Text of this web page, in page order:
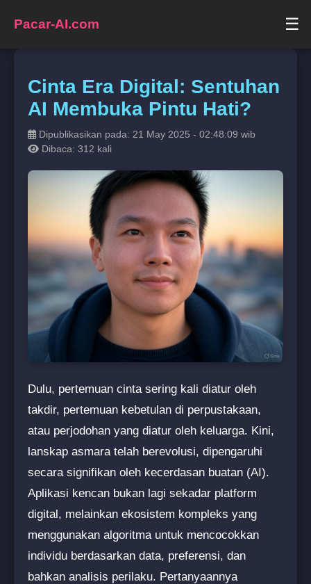
Pacar-AI.com ☰
Cinta Era Digital: Sentuhan
AI Membuka Pintu Hati?
Dipublikasikan pada: 21 May 2025 - 02:48:09 wib
Dibaca: 312 kali
Dulu, pertemuan cinta sering kali diatur oleh
takdir, pertemuan kebetulan di perpustakaan,
atau perjodohan yang diatur oleh keluarga. Kini,
lanskap asmara telah berevolusi, dipengaruhi
secara signifikan oleh kecerdasan buatan (AI).
Aplikasi kencan bukan lagi sekadar platform
digital, melainkan ekosistem kompleks yang
menggunakan algoritma untuk mencocokkan
individu berdasarkan data, preferensi, dan
bahkan analisis perilaku. Pertanyaannya